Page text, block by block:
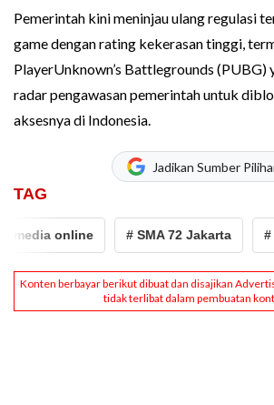
Pemerintah kini meninjau ulang regulasi
game dengan rating kekerasan tinggi,
PlayerUnknown’s Battlegrounds (PUBG)
radar pengawasan pemerintah untuk
aksesnya di Indonesia.
Jadikan Sumber
TAG
online # SMA 72 Jakarta #